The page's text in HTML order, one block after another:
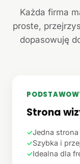
Każda firma
proste,
dopasowuję
Strona
✓Jedna strona
✓Szybka i
✓Idealna dla